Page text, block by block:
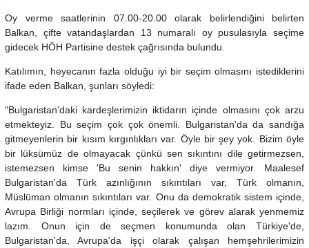
Oy verme saatlerinin 07.00-20.00 olarak belirlendiğini belirten
Balkan, çifte vatandaşlardan 13 numaralı oy pusulasıyla seçime
gidecek HÖH Partisine destek çağrısında bulundu.
Katılımın, heyecanın fazla olduğu iyi bir seçim olmasını istediklerini
ifade eden Balkan, şunları söyledi:
"Bulgaristan'daki kardeşlerimizin iktidarın içinde olmasını çok arzu
etmekteyiz. Bu seçim çok çok önemli. Bulgaristan'da da sandığa
gitmeyenlerin bir kısım kırgınlıkları var. Öyle bir şey yok. Bizim öyle
bir lüksümüz de olmayacak çünkü sen sıkıntını dile getirmezsen,
istemezsen kimse 'Bu senin hakkın' diye vermiyor. Maalesef
Bulgaristan'da Türk azınlığının sıkıntıları var, Türk olmanın,
Müslüman olmanın sıkıntıları var. Onu da demokratik sistem içinde,
Avrupa Birliği normları içinde, seçilerek ve görev alarak yenmemiz
lazım. Onun için de seçmen konumunda olan Türkiye'de,
Bulgaristan'da, Avrupa'da işçi olarak çalışan hemşehrilerimizin